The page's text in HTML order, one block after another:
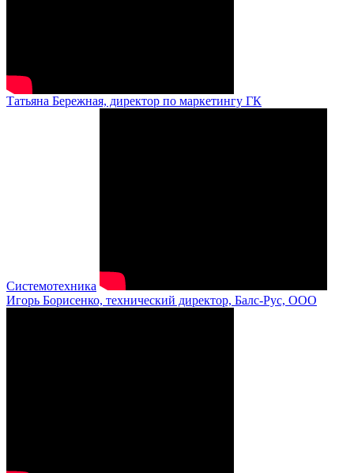
Татьяна Бережная, директор по маркетингу ГК
Системотехника
Игорь Борисенко, технический директор, Балс-Рус, ООО